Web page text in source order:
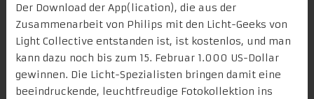
Der Download der App(lication), die aus der
Zusammenarbeit von Philips mit den Licht-Geeks von
Light Collective entstanden ist, ist kostenlos, und man
kann dazu noch bis zum 15. Februar 1.000 US-Dollar
gewinnen. Die Licht-Spezialisten bringen damit eine
beeindruckende, leuchtfreudige Fotokollektion ins